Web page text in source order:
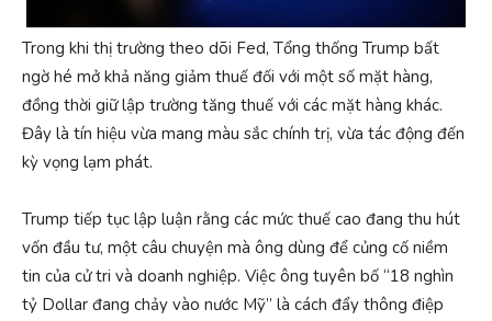
Trong khi thị trường theo dõi Fed, Tổng thống Trump bất
ngờ hé mở khả năng giảm thuế đối với một số mặt hàng,
đồng thời giữ lập trường tăng thuế với các mặt hàng khác.
Đây là tín hiệu vừa mang màu sắc chính trị, vừa tác động đến
kỳ vọng lạm phát.
Trump tiếp tục lập luận rằng các mức thuế cao đang thu hút
vốn đầu tư, một câu chuyện mà ông dùng để củng cố niềm
tin của cử tri và doanh nghiệp. Việc ông tuyên bố “18 nghìn
tỷ Dollar đang chảy vào nước Mỹ” là cách đẩy thông điệp